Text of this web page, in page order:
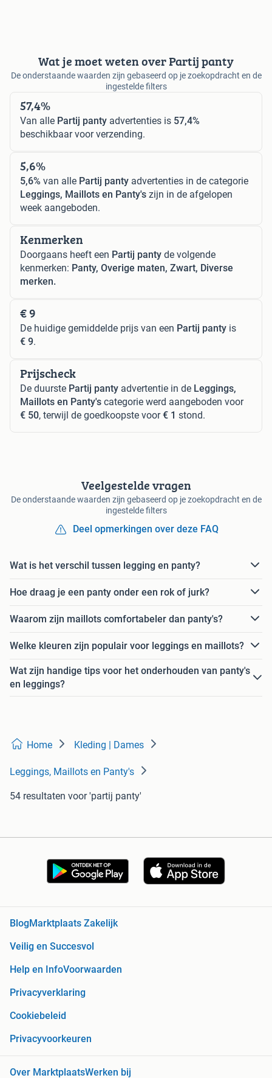
Wat je moet weten over Partij panty
De onderstaande waarden zijn gebaseerd op je zoekopdracht en de
ingestelde filters
57,4%
Van alle Partij panty advertenties is 57,4%
beschikbaar voor verzending.
5,6%
5,6% van alle Partij panty advertenties in de categorie
Leggings, Maillots en Panty's zijn in de afgelopen
week aangeboden.
Kenmerken
Doorgaans heeft een Partij panty de volgende
kenmerken: Panty, Overige maten, Zwart, Diverse
merken.
€ 9
De huidige gemiddelde prijs van een Partij panty is
€ 9.
Prijscheck
De duurste Partij panty advertentie in de Leggings,
Maillots en Panty's categorie werd aangeboden voor
€ 50, terwijl de goedkoopste voor€ 1 stond.
Veelgestelde vragen
De onderstaande waarden zijn gebaseerd op je zoekopdracht en de
ingestelde filters
Deel opmerkingen over deze FAQ
Wat is het verschil tussen legging en panty?
Hoe draag je een panty onder een rok of jurk?
Waarom zijn maillots comfortabeler dan panty's?
Welke kleuren zijn populair voor leggings en maillots?
Wat zijn handige tips voor het onderhouden van panty's
en leggings?
Home Kleding | Dames
Leggings, Maillots en Panty's
54 resultaten voor 'partij panty'
Blog Marktplaats Zakelijk
Veilig en Succesvol
Help en InfoVoorwaarden
Privacyverklaring
Cookiebeleid
Privacyvoorkeuren
Over MarktplaatsWerken bij